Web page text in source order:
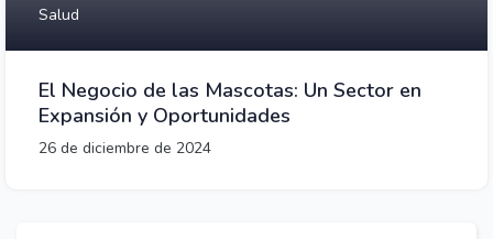
Salud
El Negocio de las Mascotas: Un Sector en
Expansión y Oportunidades
26 de diciembre de 2024